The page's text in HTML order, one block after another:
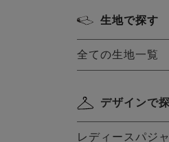
生地で探す
全ての生地一覧
デザインで
レディースパジ